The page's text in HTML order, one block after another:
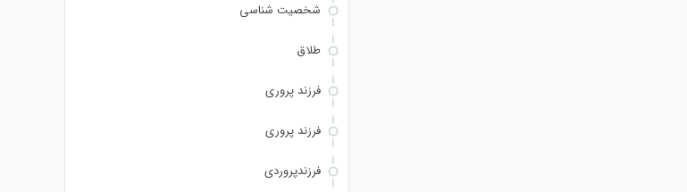
شخصیت شناسی
طلاق
فرزند پروری
فرزند پروری
فرزندپروردی